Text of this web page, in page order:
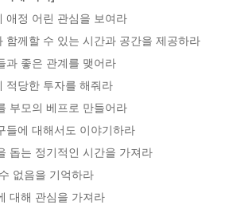
애정 어린 관심을 보여라
함께할 수 있는 시간과 공간을 제공하라
과 좋은 관계를 맺어라
적당한 투자를 해줘라
부모의 베프로 만들어라
들에 대해서도 이야기하라
돕는 정기적인 시간을 가져라
없음을 기억하라
대해 관심을 가져라